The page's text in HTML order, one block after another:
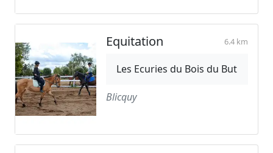
Equitation 6.4 km
Les Ecuries du Bois du But
Blicquy